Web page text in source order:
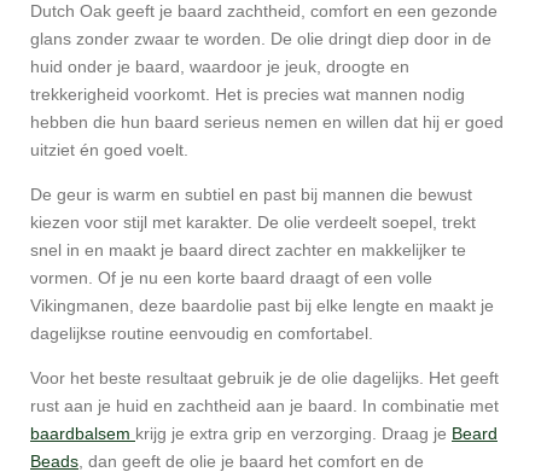
Dutch Oak geeft je baard zachtheid, comfort en een gezonde
glans zonder zwaar te worden. De olie dringt diep door in de
huid onder je baard, waardoor je jeuk, droogte en
trekkerigheid voorkomt. Het is precies wat mannen nodig
hebben die hun baard serieus nemen en willen dat hij er goed
uitziet én goed voelt.
De geur is warm en subtiel en past bij mannen die bewust
kiezen voor stijl met karakter. De olie verdeelt soepel, trekt
snel in en maakt je baard direct zachter en makkelijker te
vormen. Of je nu een korte baard draagt of een volle
Vikingmanen, deze baardolie past bij elke lengte en maakt je
dagelijkse routine eenvoudig en comfortabel.
Voor het beste resultaat gebruik je de olie dagelijks. Het geeft
rust aan je huid en zachtheid aan je baard. In combinatie met
baardbalsem krijg je extra grip en verzorging. Draag je Beard
Beads , dan geeft de olie je baard het comfort en de